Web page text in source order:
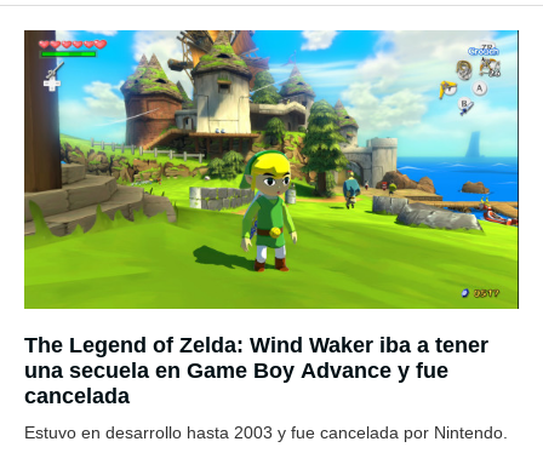
The Legend of Zelda: Wind Waker iba a tener
una secuela en Game Boy Advance y fue
cancelada
Estuvo en desarrollo hasta 2003 y fue cancelada por Nintendo.